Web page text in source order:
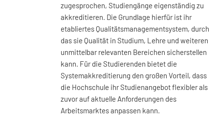
zugesprochen, Studiengänge eigenständig zu
akkreditieren. Die Grundlage hierfür ist ihr
etabliertes Qualitätsmanagementsystem, durch
das sie Qualität in Studium, Lehre und weiteren
unmittelbar relevanten Bereichen sicherstellen
kann. Für die Studierenden bietet die
Systemakkreditierung den großen Vorteil, dass
die Hochschule ihr Studienangebot flexibler als
zuvor auf aktuelle Anforderungen des
Arbeitsmarktes anpassen kann.